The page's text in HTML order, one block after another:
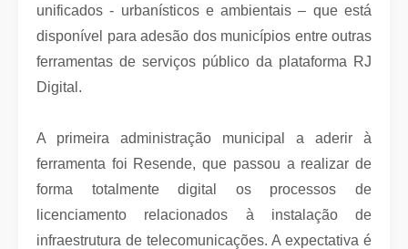
unificados - urbanísticos e ambientais – que está
disponível para adesão dos municípios entre outras
ferramentas de serviços público da plataforma RJ
Digital.
A primeira administração municipal a aderir à
ferramenta foi Resende, que passou a realizar de
forma totalmente digital os processos de
licenciamento relacionados à instalação de
infraestrutura de telecomunicações. A expectativa é